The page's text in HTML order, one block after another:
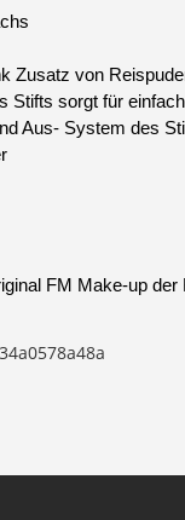
Zusatz von
Stifts sorgt für
Aus- System des
FM Make-up